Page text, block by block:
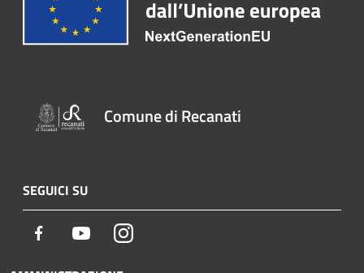
Comune di Recanati
SEGUICI SU
Facebook YoutubeInstagram